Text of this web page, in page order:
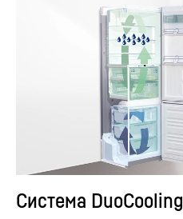
Система DuoCooling